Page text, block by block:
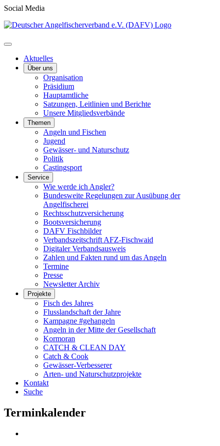
Social Media
Aktuelles
Über uns
Organisation
Präsidium
Hauptamtliche
Satzungen, Leitlinien und Berichte
Unsere Mitgliedsverbände
Themen
Angeln und Fischen
Jugend
Gewässer- und Naturschutz
Politik
Castingsport
Service
Wie werde ich Angler?
Bundesweite Regelungen zur Ausübung der
Angelfischerei
Rechtsschutzversicherung
Bootsversicherung
DAFV Fischbilder
Verbandszeitschrift AFZ-Fischwaid
Digitaler Verbandsausweis
Zahlen und Fakten rund um das Angeln
Termine
Presse
Newsletter Archiv
Projekte
Fisch des Jahres
Flusslandschaft der Jahre
Kampagne #gehangeln
Angeln in der Mitte der Gesellschaft
Kormoran
CATCH & CLEAN DAY
Catch & Cook
Gewässer-Verbesserer
Arten- und Naturschutzprojekte
Kontakt
Suche
Terminkalender